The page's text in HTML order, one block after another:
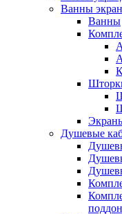
Ванны
Ванны
Душевые